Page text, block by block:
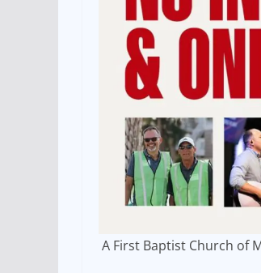
A First Baptist Church of